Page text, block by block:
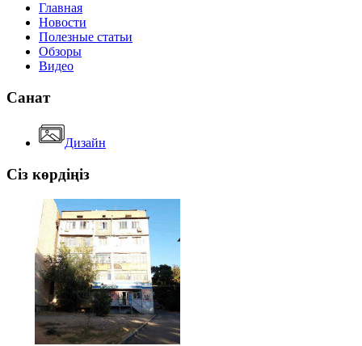
Главная
Новости
Полезные статьи
Обзоры
Видео
Санат
Дизайн
Сіз көрдіңіз